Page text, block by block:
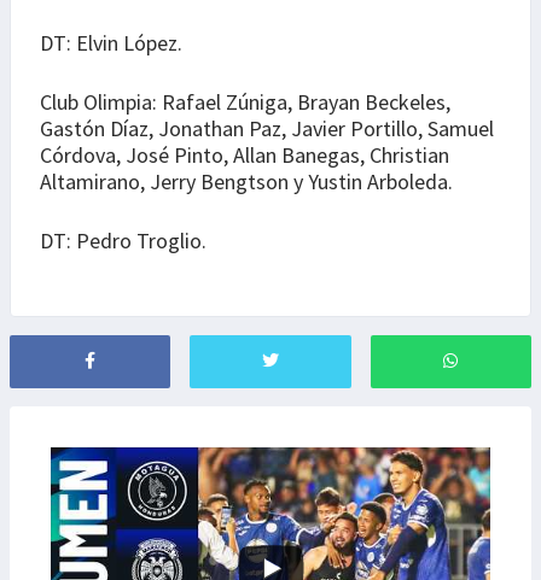
DT: Elvin López.
Club Olimpia: Rafael Zúniga, Brayan Beckeles,
Gastón Díaz, Jonathan Paz, Javier Portillo, Samuel
Córdova, José Pinto, Allan Banegas, Christian
Altamirano, Jerry Bengtson y Yustin Arboleda.
DT: Pedro Troglio.